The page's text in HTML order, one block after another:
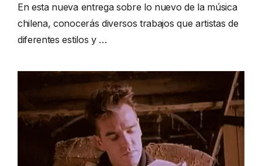
En esta nueva entrega sobre lo nuevo de la música
chilena, conocerás diversos trabajos que artistas de
diferentes estilos y …